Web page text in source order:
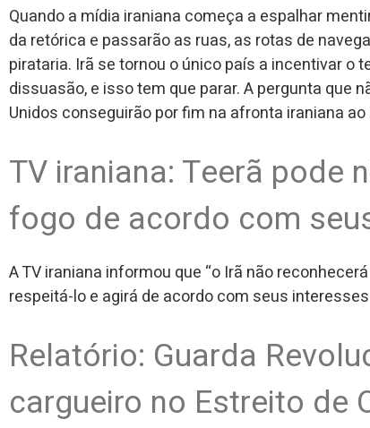
Quando a mídia iraniana começa a espalhar
da retórica e passarão as ruas, as rotas de
pirataria. Irã se tornou o único país a incentivar o
dissuasão, e isso tem que parar. A pergunta que
Unidos conseguirão por fim na afronta iraniana
TV iraniana: Teerã pode
fogo de acordo com
A TV iraniana informou que “o Irã não
respeitá-lo e agirá de acordo com seus
Relatório: Guarda
cargueiro no Estreito de